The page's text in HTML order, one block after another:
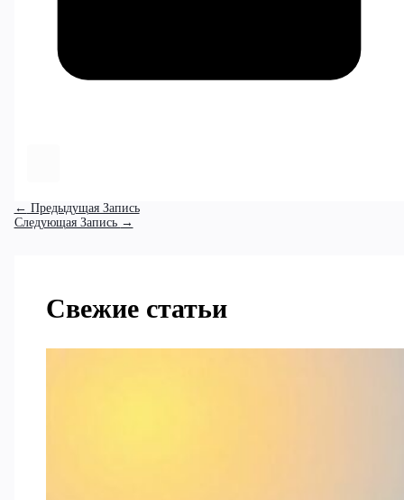
← Предыдущая Запись
Следующая Запись →
Свежие статьи